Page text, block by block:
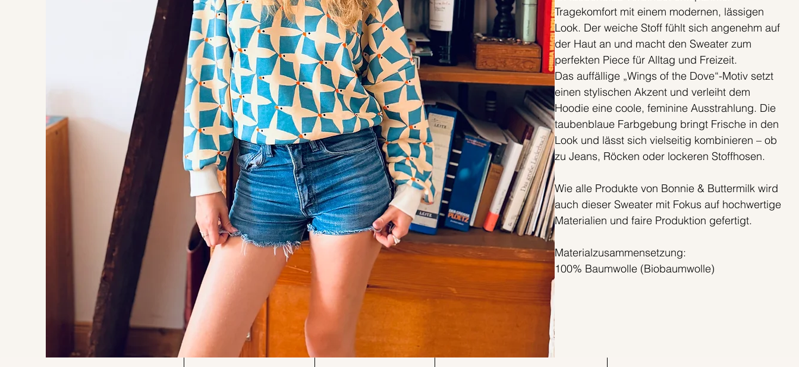
Tragekomfort mit einem modernen, lässigen
Look. Der weiche Stoff fühlt sich angenehm auf
der Haut an und macht den Sweater zum
perfekten Piece für Alltag und Freizeit.
Das auffällige „Wings of the Dove“-Motiv setzt
einen stylischen Akzent und verleiht dem
Hoodie eine coole, feminine Ausstrahlung. Die
taubenblaue Farbgebung bringt Frische in den
Look und lässt sich vielseitig kombinieren – ob
zu Jeans, Röcken oder lockeren Stoffhosen.
Wie alle Produkte von Bonnie & Buttermilk wird
auch dieser Sweater mit Fokus auf hochwertige
Materialien und faire Produktion gefertigt.
Materialzusammensetzung:
100% Baumwolle (Biobaumwolle)